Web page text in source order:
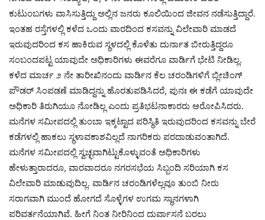
ಕುಟುಂಬಗಳು ವಾಸಿಸುತ್ತಿದ್ದು ಅಲ್ಲಿನ ಜನರು ಕೂಲಿಯಿಂದ ಜೀವನ ನಡೆಸುತ್ತಿದ್ದಾರೆ.
ಇಂತಹ ರಸ್ತೆಗಳಲ್ಲಿ ಕಳೆದ ಒಂದು ವಾರದಿಂದ ಕಸವನ್ನು ವಿಲೇವಾರಿ ಮಾಡದೆ
ಇರುವುದರಿಂದ ಕಸ ಹಾಕಿರುವ ಸ್ಥಳದಲ್ಲಿ ಕೊಳೆತು ದುರ್ನಾತ ಬೀರುತ್ತಿದ್ದರೂ
ಸಂಬಂದಪಟ್ಟ ಯಾವುದೇ ಅಧಿಕಾರಿಗಳು ಈವರೆಗೂ ವಾರ್ಡಿಗೆ ಭೇಟಿ ನೀಡಿಲ್ಲ.
ಕಳೆದ ಮಾರ್ಚ ೨ ನೇ ತಾರೀಖಿನಂದು ವಾರ್ಡಿನ ಕೆಲ ಚರಂಡಿಗಳಿಗೆ ಬ್ಲೀಚಿಂಗ್
ಪೌಡರ್ ಸಿಂಪಡಣೆ ಮಾಡಿದ್ದನ್ನು ಹೊರತುಪಡಿಸಿದರೆ, ಪುನಃ ಈ ಕಡೆಗೆ ಯಾವುದೇ
ಅಧಿಕಾರಿ ತಿರುಗಿಯೂ ನೋಡಿಲ್ಲ ಎಂದು ಪ್ರತಿಭಟನಾಕಾರರು ಆರೋಪಿಸಿದರು.
ಮನೆಗಳ ಸಮೀಪದಲ್ಲಿ ತುಂಬಾ ಇಕ್ಕಟ್ಟಾದ ಪರಿಸ್ಥಿತಿ ಇರುವುದರಿಂದ ಕಸವನ್ನು ಬೇರೆ
ಕಡೆಗಳಲ್ಲಿ ಹಾಕಲು ಸ್ಥಳಾವಕಾಶವಿಲ್ಲದೆ ನಾಗರಿಕರು ಪರದಾಡುವಂತಾಗಿದೆ.
ಮನೆಗಳ ಸಮೀಪದಲ್ಲಿ ಸ್ವಚ್ಛವಾಗಿಟ್ಟುಕೊಳ್ಳುವಂತೆ ಅಧಿಕಾರಿಗಳು
ಹೇಳುತ್ತಾರಾದರೂ, ವಾರವಾದರೂ ನಗರಸಭೆಯ ಸಿಬ್ಬಂದಿ ಸರಿಯಾಗಿ ಕಸ
ವಿಲೇವಾರಿ ಮಾಡುವುದಿಲ್ಲ. ವಾರ್ಡಿನ ಚರಂಡಿಗಳೆಲ್ಲವೂ ತುಂಬಿ ನೀರು
ಸರಾಗವಾಗಿ ಮುಂದೆ ಹೋಗದೆ ಸೊಳ್ಳೆಗಳ ಉಗಮ ಸ್ಥಾನಗಳಾಗಿ
ಪರಿವರ್ತನೆಯಾಗಿವೆ. ಹೀಗೆ ನಿಂತ ನೀರಿನಿಂದ ದುರ್ವಾಸನೆ ಬರಲು